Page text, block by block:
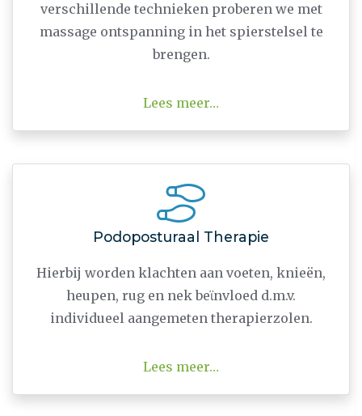
verschillende technieken proberen we met
massage ontspanning in het spierstelsel te
brengen.
Lees meer…
Podoposturaal Therapie
Hierbij worden klachten aan voeten, knieën,
heupen, rug en nek beϊnvloed d.m.v.
individueel aangemeten therapierzolen.
Lees meer…